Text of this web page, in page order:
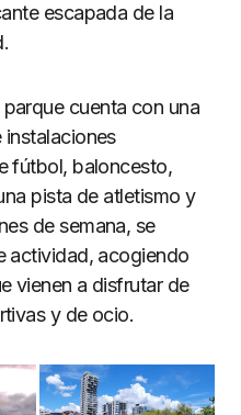
escapada de la
parque cuenta con una
instalaciones
fútbol, baloncesto,
pista de atletismo y
de semana, se
actividad, acogiendo
vienen a disfrutar de
y de ocio.